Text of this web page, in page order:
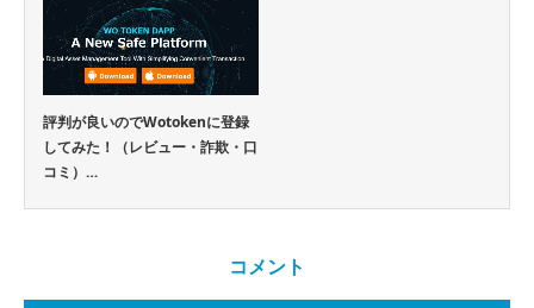
評判が良いのでWotokenに登録
してみた！（レビュー・詐欺・口
コミ）…
コメント